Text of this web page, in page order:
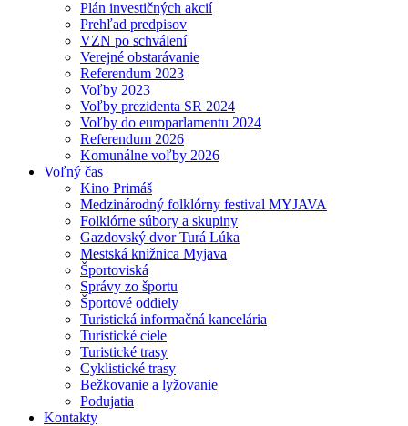
Plán investičných akcií
Prehľad predpisov
VZN po schválení
Verejné obstarávanie
Referendum 2023
Voľby 2023
Voľby prezidenta SR 2024
Voľby do europarlamentu 2024
Referendum 2026
Komunálne voľby 2026
Voľný čas
Kino Primáš
Medzinárodný folklórny festival MYJAVA
Folklórne súbory a skupiny
Gazdovský dvor Turá Lúka
Mestská knižnica Myjava
Športoviská
Správy zo športu
Športové oddiely
Turistická informačná kancelária
Turistické ciele
Turistické trasy
Cyklistické trasy
Bežkovanie a lyžovanie
Podujatia
Kontakty